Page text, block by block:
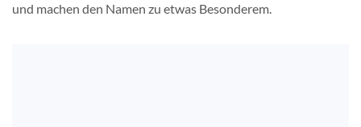
und machen den Namen zu etwas Besonderem.